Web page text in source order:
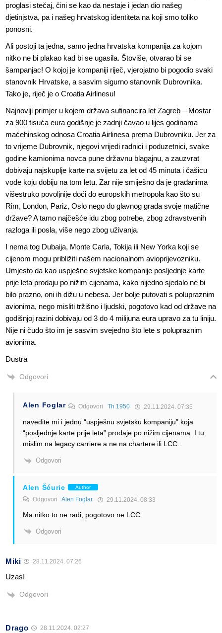
proglasi stečaj, čini se kao da nestaje i jedan dio našeg
djetinjstva, pa i našeg hrvatskog identiteta na koji smo toliko
ponosni.
Ali postoji ta jedna, samo jedna hrvatska kompanija za kojom
nitko ne bi plakao kad bi se ugasila. Štoviše, otvarao bi se
šampanjac! O kojoj je kompaniji riječ, vjerojatno bi pogodio svaki
stanovnik Hrvatske, a sasvim sigurno stanovnik Dubrovnika.
Tako je, riječ je o Croatia Airlinesu!
Najnoviji primjer u kojem država sufinancira let Zagreb – Mostar
za 900 tisuća eura godišnje je zadnji čavao u lijes godinama
maćehinskog odnosa Croatia Airlinesa prema Dubrovniku. Jer za
to vrijeme Dubrovnik, njegovi vrijedi radnici i poduzetnici, svake
godine kamionima novca pune državnu blagajnu, a zauzvrat
dobivaju najskuplje karte na svijetu za let od 45 minuta i čašicu
vode koju dobiju na tom letu. Zar nije smiješno da je građanima
višestruko povoljnije doći do europskih metropola kao što su
Rim, London, Pariz, Oslo nego do glavnog grada svoje matične
države? A tamo najčešće idu zbog potrebe, zbog zdravstvenih
razloga ili posla, više nego zbog uživanja.
I nema tog Dubaija, Monte Carla, Tokija ili New Yorka koji se
cijenom mogu približiti našem nacionalnom avioprijevozniku.
Umjesto da kao uspješne svjetske kompanije posljednje karte
prije leta prodaju po nižim cijenama, kako nijedno sjedalo ne bi
bilo prazno, oni ih dižu u nebesa. Jer bolje putovati s polupraznim
avionima, nego misliti tržišno i ljudski, pogotovo kad od države na
godišnjoj razini dobivaju od 3 do 4 milijuna eura upravo za tu liniju.
Nije ni čudo što im je sasvim svejedno što lete s polupraznim
avionima.
Dustra
Odgovori
Alen Foglar Odgovori Th 1950 29.11.2024. 07:35
navedite mi i jednu “uspješnu svjetsku kompaniju” koja
“posljednje karte prije leta” prodaje po nižim cijenama. I tu
mislim na legacy carriere a ne na chartere ili LCC..
Odgovori
Alen Šćuric Author
Odgovori Alen Foglar 29.11.2024. 08:33
Ma nitko to ne radi, pogotovo ne LCC.
Odgovori
Miki 28.11.2024. 07:26
Uzas!
Odgovori
Drago 28.11.2024. 02:27